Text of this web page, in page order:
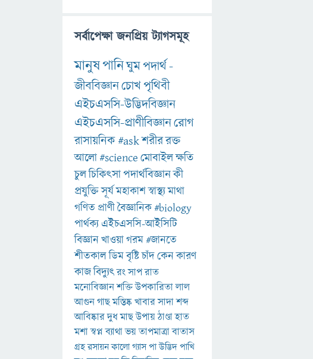
সর্বাপেক্ষা জনপ্রিয় ট্যাগসমূহ
মানুষপানিঘুমপদার্থ-
জীববিজ্ঞানচোখপৃথিবী
এইচএসসি-উদ্ভিদবিজ্ঞান
এইচএসসি-প্রাণীবিজ্ঞানরোগ
রাসায়নিক#askশরীররক্ত
আলো#scienceমোবাইলক্ষতি
চুলচিকিৎসাপদার্থবিজ্ঞানকী
প্রযুক্তিসূর্যমহাকাশস্বাস্থ্যমাথা
গণিত প্রাণীবৈজ্ঞানিক#biology
পার্থক্য এইচএসসি-আইসিটি
বিজ্ঞানখাওয়াগরম#জানতে
শীতকালডিমবৃষ্টিচাঁদকেনকারণ
কাজবিদ্যুৎরংসাপরাত
মনোবিজ্ঞানশক্তিউপকারিতালাল
আগুনগাছমস্তিষ্কখাবারসাদাশব্দ
আবিষ্কারদুধমাছউপায়ঠাণ্ডাহাত
মশাস্বপ্নব্যাথাভয়তাপমাত্রাবাতাস
গ্রহরসায়নকালোগ্যাসপাউদ্ভিদপাখি